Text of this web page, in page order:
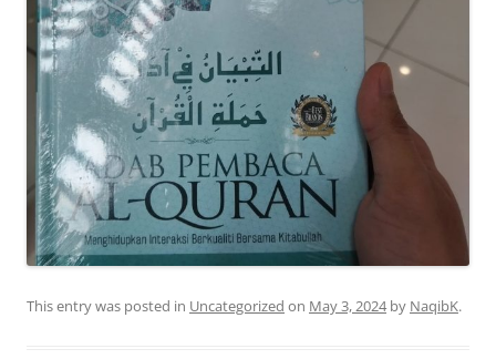
This entry was posted in Uncategorized on May 3, 2024by NaqibK.